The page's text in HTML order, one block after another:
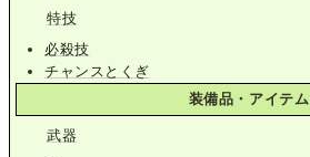
特技
必殺技
チャンスとくぎ
装備品・アイテム
武器